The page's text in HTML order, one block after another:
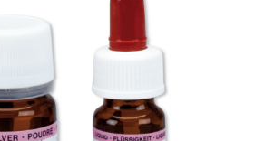
Lost password?